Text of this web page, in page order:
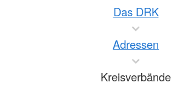
Das DRK
Adressen
Kreisverbände